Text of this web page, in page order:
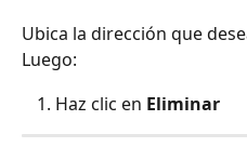
Ubica la dirección que
Luego:
Haz clic en Eliminar